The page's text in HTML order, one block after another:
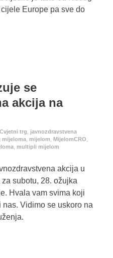
Europe pa sve do
se
akcija na
Cvjetni trg
javnozdravstvena
mijeloma mijelom MijelomCRO
multipli mijelom
akcija u
subotu, 28. ožujka
Hvala vam svima koji
Vidimo se uskoro na